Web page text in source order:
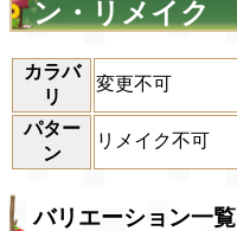
ン・リメイク
カラバ
リ
変更不可
パター
ン
リメイク不可
バリエーション一覧